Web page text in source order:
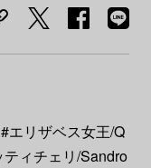
#エリザベス女王/Q
ィチェリ/Sandro